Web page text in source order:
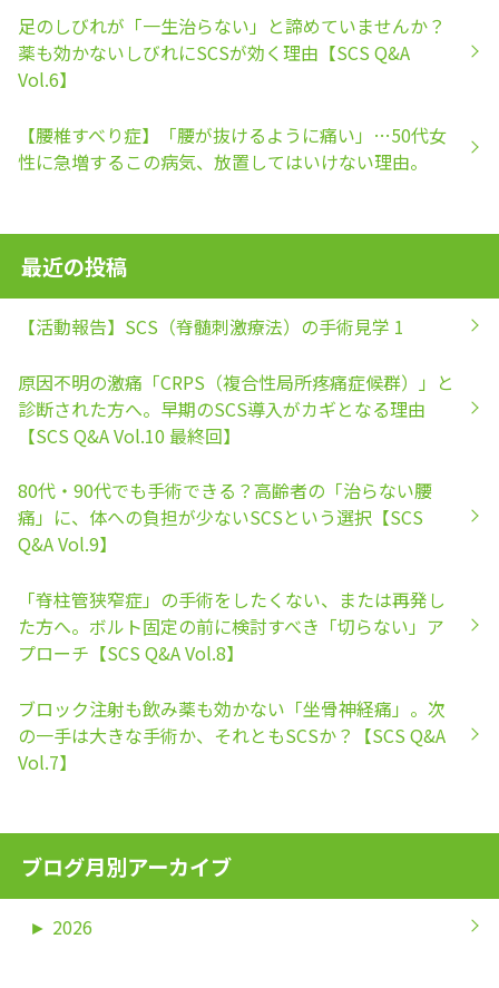
足のしびれが「一生治らない」と諦めていませんか？
薬も効かないしびれにSCSが効く理由【SCS Q&A
Vol.6】
【腰椎すべり症】「腰が抜けるように痛い」…50代女
性に急増するこの病気、放置してはいけない理由。
最近の投稿
【活動報告】SCS（脊髄刺激療法）の手術見学 1
原因不明の激痛「CRPS（複合性局所疼痛症候群）」と
診断された方へ。早期のSCS導入がカギとなる理由
【SCS Q&A Vol.10 最終回】
80代・90代でも手術できる？高齢者の「治らない腰
痛」に、体への負担が少ないSCSという選択【SCS
Q&A Vol.9】
「脊柱管狭窄症」の手術をしたくない、または再発し
た方へ。ボルト固定の前に検討すべき「切らない」ア
プローチ【SCS Q&A Vol.8】
ブロック注射も飲み薬も効かない「坐骨神経痛」。次
の一手は大きな手術か、それともSCSか？【SCS Q&A
Vol.7】
ブログ月別アーカイブ
► 2026